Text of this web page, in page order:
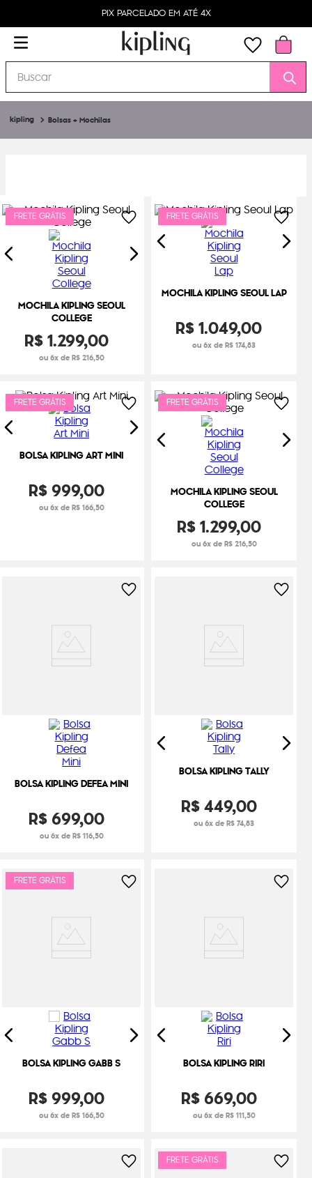
PIX PARCELADO EM ATÉ 4X
Buscar
Bolsas + Mochilas
FRETE GRÁTIS
MOCHILA KIPLING SEOUL
COLLEGE
R$1.299,00
ou 6x de R$ 216,50
FRETE GRÁTIS
MOCHILA KIPLING SEOUL LAP
R$1.049,00
ou 6x de R$ 174,83
FRETE GRÁTIS
BOLSA KIPLING ART MINI
R$999,00
ou 6x de R$ 166,50
FRETE GRÁTIS
MOCHILA KIPLING SEOUL
COLLEGE
R$1.299,00
ou 6x de R$ 216,50
BOLSA KIPLING DEFEA MINI
R$ 699,00
ou 6x de R$ 116,50
BOLSA KIPLING TALLY
R$449,00
ou 6x de R$ 74,83
FRETE GRÁTIS
BOLSA KIPLING GABB S
R$999,00
ou 6x de R$ 166,50
BOLSA KIPLING RIRI
R$ 669,00
ou 6x de R$ 111,50
FRETE GRÁTIS